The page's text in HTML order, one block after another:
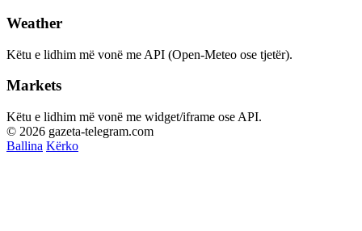
Weather
Këtu e lidhim më vonë me API (Open-Meteo ose tjetër).
Markets
Këtu e lidhim më vonë me widget/iframe ose API.
© 2026 gazeta-telegram.com
Ballina Kërko